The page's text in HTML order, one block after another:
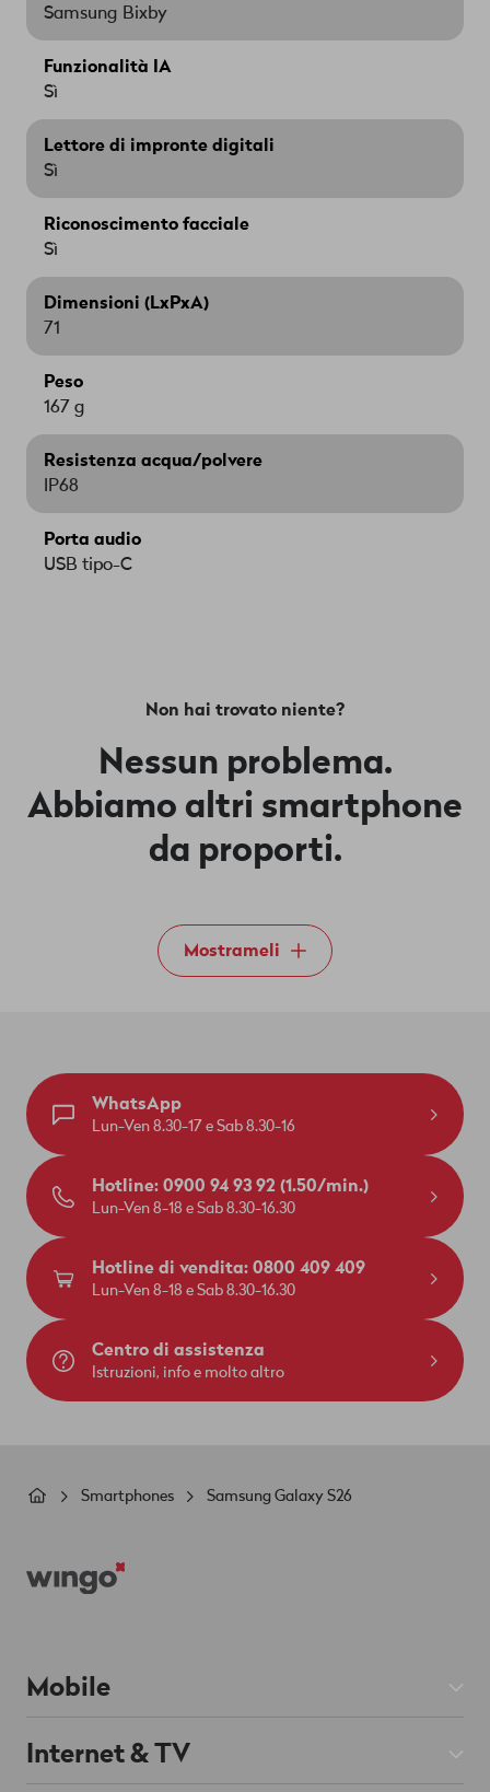
Samsung Bixby
Funzionalità IA
Sì
Lettore di impronte digitali
Sì
Riconoscimento facciale
Sì
Dimensioni (LxPxA)
71
Peso
167 g
Resistenza acqua/polvere
IP68
Porta audio
USB tipo-C
Non hai trovato niente?
Nessun problema.
Abbiamo altri smartphone
da proporti.
Mostrameli
WhatsApp
Lun-Ven 8.30-17 e Sab 8.30-16
Hotline: 0900 94 93 92 (1.50/min.)
Lun-Ven 8-18 e Sab 8.30-16.30
Hotline di vendita: 0800 409 409
Lun-Ven 8-18 e Sab 8.30-16.30
Centro di assistenza
Istruzioni, info e molto altro
BricioleSmartphones Samsung Galaxy S26
Mobile
Abbonamenti Mobile
Prepaid
Internet & TV